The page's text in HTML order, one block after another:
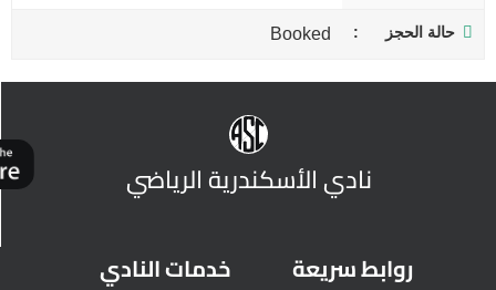
حالة الحجز Booked
نادي الأسكندرية الرياضي
روابط سريعة خدمات النادي